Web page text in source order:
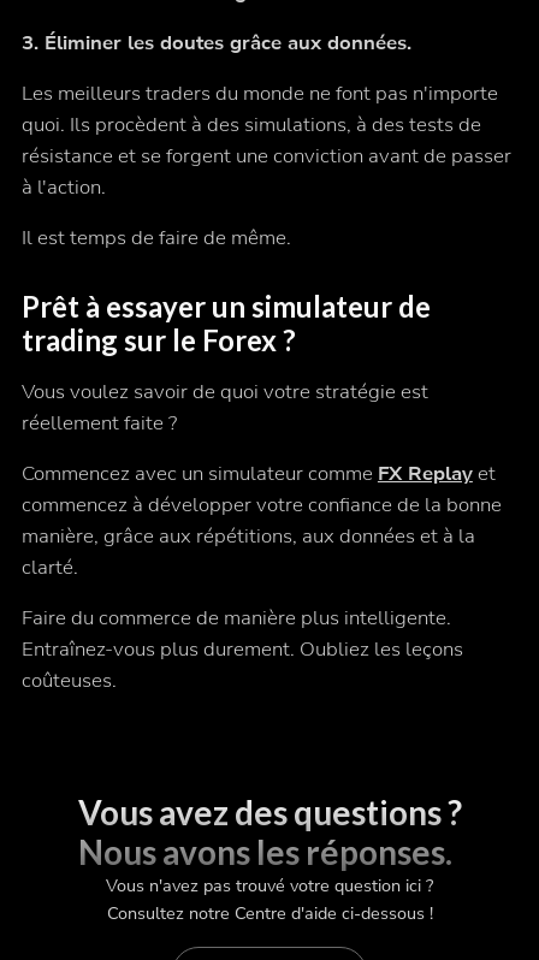
3. Éliminer les doutes grâce aux données.
Les meilleurs traders du monde ne font pas n'importe
quoi. Ils procèdent à des simulations, à des tests de
résistance et se forgent une conviction avant de passer
à l'action.
Il est temps de faire de même.
Prêt à essayer un simulateur de
trading sur le Forex ?
Vous voulez savoir de quoi votre stratégie est
réellement faite ?
Commencez avec un simulateur comme FX Replayet
commencez à développer votre confiance de la bonne
manière, grâce aux répétitions, aux données et à la
clarté.
Faire du commerce de manière plus intelligente.
Entraînez-vous plus durement. Oubliez les leçons
coûteuses.
Vous avez des questions ?
Nous avons les réponses.
Vous n'avez pas trouvé votre question ici ?
Consultez notre Centre d'aide ci-dessous !